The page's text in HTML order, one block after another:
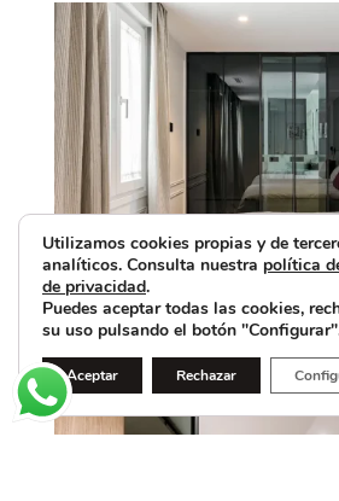
Utilizamos cookies propias y de
analíticos. Consulta nuestra política
de privacidad.
Puedes aceptar todas las cookies,
su uso pulsando el botón
Aceptar Rechazar